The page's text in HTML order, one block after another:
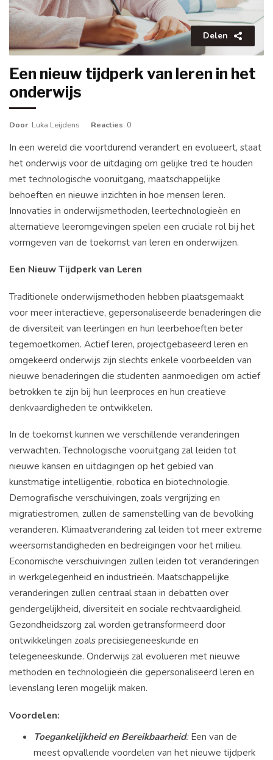
Delen
Een nieuw tijdperk van leren in het
onderwijs
Door: Luka Leijdens Reacties: 0
In een wereld die voortdurend verandert en evolueert, staat
het onderwijs voor de uitdaging om gelijke tred te houden
met technologische vooruitgang, maatschappelijke
behoeften en nieuwe inzichten in hoe mensen leren.
Innovaties in onderwijsmethoden, leertechnologieën en
alternatieve leeromgevingen spelen een cruciale rol bij het
vormgeven van de toekomst van leren en onderwijzen.
Een Nieuw Tijdperk van Leren
Traditionele onderwijsmethoden hebben plaatsgemaakt
voor meer interactieve, gepersonaliseerde benaderingen die
de diversiteit van leerlingen en hun leerbehoeften beter
tegemoetkomen. Actief leren, projectgebaseerd leren en
omgekeerd onderwijs zijn slechts enkele voorbeelden van
nieuwe benaderingen die studenten aanmoedigen om actief
betrokken te zijn bij hun leerproces en hun creatieve
denkvaardigheden te ontwikkelen.
In de toekomst kunnen we verschillende veranderingen
verwachten. Technologische vooruitgang zal leiden tot
nieuwe kansen en uitdagingen op het gebied van
kunstmatige intelligentie, robotica en biotechnologie.
Demografische verschuivingen, zoals vergrijzing en
migratiestromen, zullen de samenstelling van de bevolking
veranderen. Klimaatverandering zal leiden tot meer extreme
weersomstandigheden en bedreigingen voor het milieu.
Economische verschuivingen zullen leiden tot veranderingen
in werkgelegenheid en industrieën. Maatschappelijke
veranderingen zullen centraal staan in debatten over
gendergelijkheid, diversiteit en sociale rechtvaardigheid.
Gezondheidszorg zal worden getransformeerd door
ontwikkelingen zoals precisiegeneeskunde en
telegeneeskunde. Onderwijs zal evolueren met nieuwe
methoden en technologieën die gepersonaliseerd leren en
levenslang leren mogelijk maken.
Voordelen:
Toegankelijkheid en Bereikbaarheid:Een van de
meest opvallende voordelen van het nieuwe tijdperk